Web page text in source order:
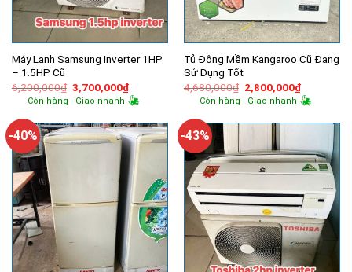
Máy Lạnh Samsung Inverter 1HP
– 1.5HP Cũ
6,200,000₫ Giá
gốc
là:
3,700,000₫Giá
hiện
tại
3,700,000₫.
Còn hàng - Giao nhanh
Tủ Đông Mềm Kangaroo Cũ Đang
Sử Dụng Tốt
4,680,000₫ Giá
gốc
là:
2,800,000₫Giá
hiện
tại
Còn hàng - Giao nhanh
-40% -43%